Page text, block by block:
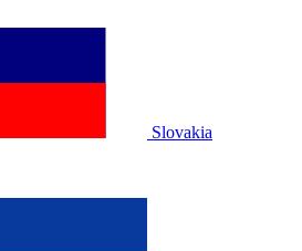
Slovakia